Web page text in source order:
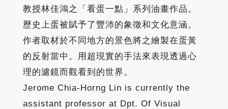
教授林佳鴻之「看蛋一點」系列油畫作品。
歷史上蛋被賦予了豐沛的象徵和文化意涵。
作者取材於不同地方的景色將之繪製在蛋黃
的反射當中。用超現實的手法來表現透過心
理的濾鏡而觀看到的世界。
Jerome Chia-Horng Lin is currently the
assistant professor at Dpt. Of Visual